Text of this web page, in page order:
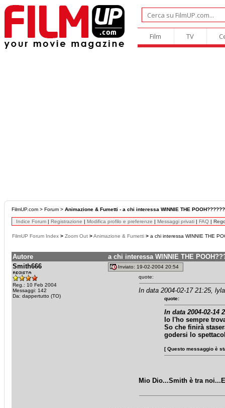
Film TV
FilmUP.com > Forum > Animazione & Fumetti - a chi interessa WINNIE THE
Indice Forum | Registrazione | Modifica profilo e preferenze | Messaggi privati | FAQ |
FilmUP Forum Index > Zoom Out >Animazione & Fumetti > a chi interessa WINNIE THE
Autore
a chi interessa WINNIE THE
Smith666
Reg.: 10 Feb 2004
Messaggi: 142
Da: dappertutto (TO)
Inviato: 19-02-2004 20:54
quote:
In data 2004-02-17 21:25,
quote:
In data 2004-02-14
Io l'ho sempre
So che finirà
godersi lo
[ Questo messaggio è
Mio Dio...Smith è tra